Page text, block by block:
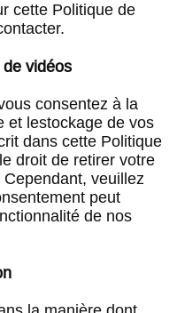
cette Politique de
vidéos
consentez à la
et lestockage de vos
dans cette Politique
droit de retirer votre
veuillez
peut
de nos